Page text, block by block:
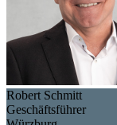
Robert Schmitt
Geschäftsführer